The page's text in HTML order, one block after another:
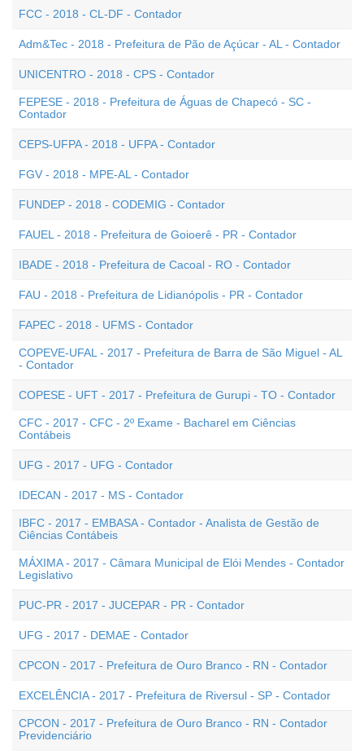
FCC - 2018 - CL-DF - Contador
Adm&Tec - 2018 - Prefeitura de Pão de Açúcar - AL - Contador
UNICENTRO - 2018 - CPS - Contador
FEPESE - 2018 - Prefeitura de Águas de Chapecó - SC -
Contador
CEPS-UFPA - 2018 - UFPA - Contador
FGV - 2018 - MPE-AL - Contador
FUNDEP - 2018 - CODEMIG - Contador
FAUEL - 2018 - Prefeitura de Goioerê - PR - Contador
IBADE - 2018 - Prefeitura de Cacoal - RO - Contador
FAU - 2018 - Prefeitura de Lidianópolis - PR - Contador
FAPEC - 2018 - UFMS - Contador
COPEVE-UFAL - 2017 - Prefeitura de Barra de São Miguel - AL
- Contador
COPESE - UFT - 2017 - Prefeitura de Gurupi - TO - Contador
CFC - 2017 - CFC - 2º Exame - Bacharel em Ciências
Contábeis
UFG - 2017 - UFG - Contador
IDECAN - 2017 - MS - Contador
IBFC - 2017 - EMBASA - Contador - Analista de Gestão de
Ciências Contábeis
MÁXIMA - 2017 - Câmara Municipal de Elói Mendes - Contador
Legislativo
PUC-PR - 2017 - JUCEPAR - PR - Contador
UFG - 2017 - DEMAE - Contador
CPCON - 2017 - Prefeitura de Ouro Branco - RN - Contador
EXCELÊNCIA - 2017 - Prefeitura de Riversul - SP - Contador
CPCON - 2017 - Prefeitura de Ouro Branco - RN - Contador
Previdenciário